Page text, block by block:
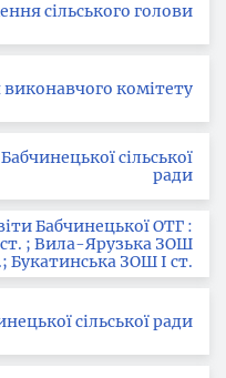
сільського голови
комітету
сільської
ради
Бабчинецької ОТГ :
; Вила-Ярузька ЗОШ
Букатинська ЗОШ І ст.
сільської ради